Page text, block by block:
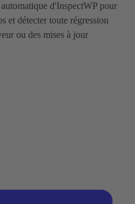
d'InspectWP pour
et détecter toute régression
ou des mises à jour